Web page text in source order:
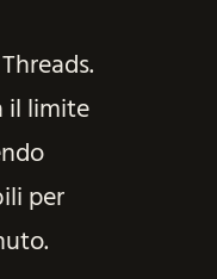
il limite
per